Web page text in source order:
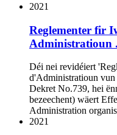
2021
Reglementer fir
Administratioun
Déi nei revidéiert
d'Administratioun vun
Dekret No.739, hei
bezeechent) wäert
Administration
2021